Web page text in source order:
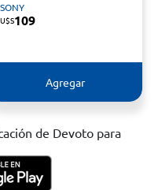
SONY
U$S109
Agregar
de Devoto para